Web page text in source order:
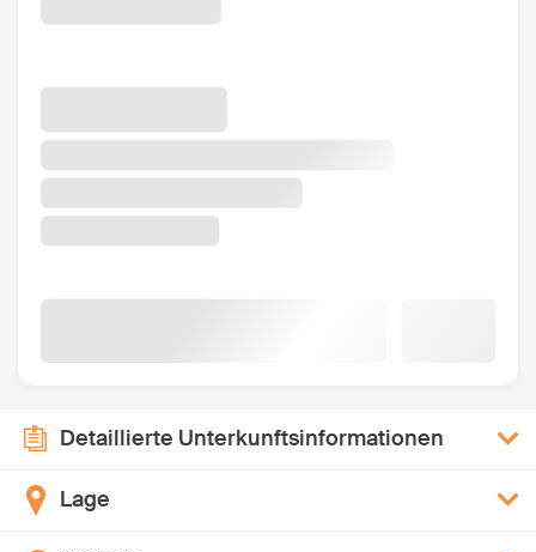
Detaillierte Unterkunftsinformationen
Lage